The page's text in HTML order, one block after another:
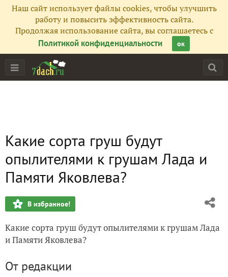
Наш сайт использует файлы cookies, чтобы улучшить
работу и повысить эффективность сайта.
Продолжая использование сайта, вы соглашаетесь с
Политикой конфиденциальности
ок
Какие сорта груш будут
опылителями к грушам Лада и
Памяти Яковлева?
В избранное!
Какие сорта груш будут опылителями к грушам Лада
и Памяти Яковлева?
От редакции